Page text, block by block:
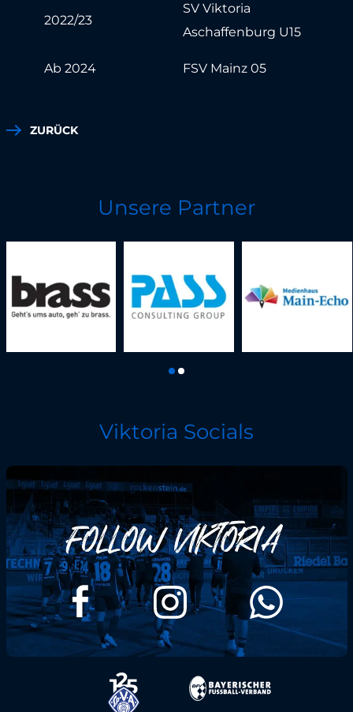
2022/23
SV Viktoria
Aschaffenburg U15
Ab 2024 FSV Mainz 05
ZURÜCK
Unsere Partner
Viktoria Socials